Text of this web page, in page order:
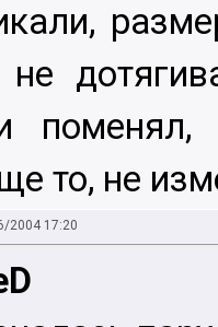
не
поменял,
то, не
2004 17:20